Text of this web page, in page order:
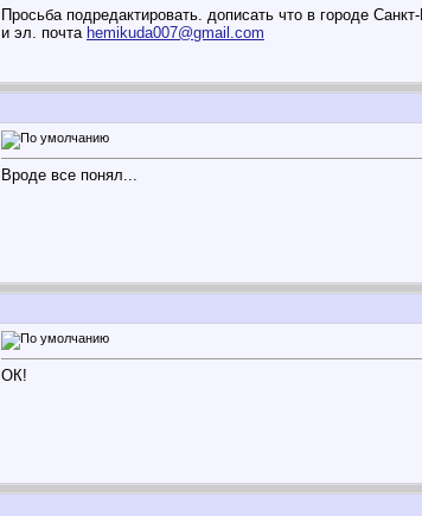
Просьба подредактировать. дописать что в городе
и эл. почта hemikuda007@gmail.com
Вроде все понял...
ОК!